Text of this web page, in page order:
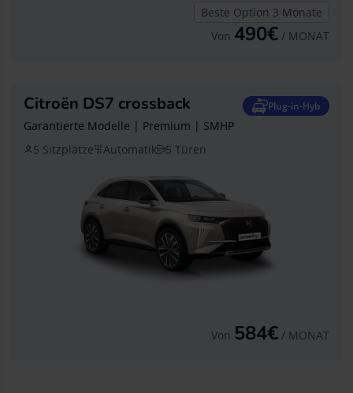
Beste Option 3 Monate
Von 490€ / MONAT
Citroën DS7 crossback Plug-in-Hyb
Garantierte Modelle | Premium | SMHP
5 Sitzplätze
Automatik 5 Türen
Von 584€ / MONAT